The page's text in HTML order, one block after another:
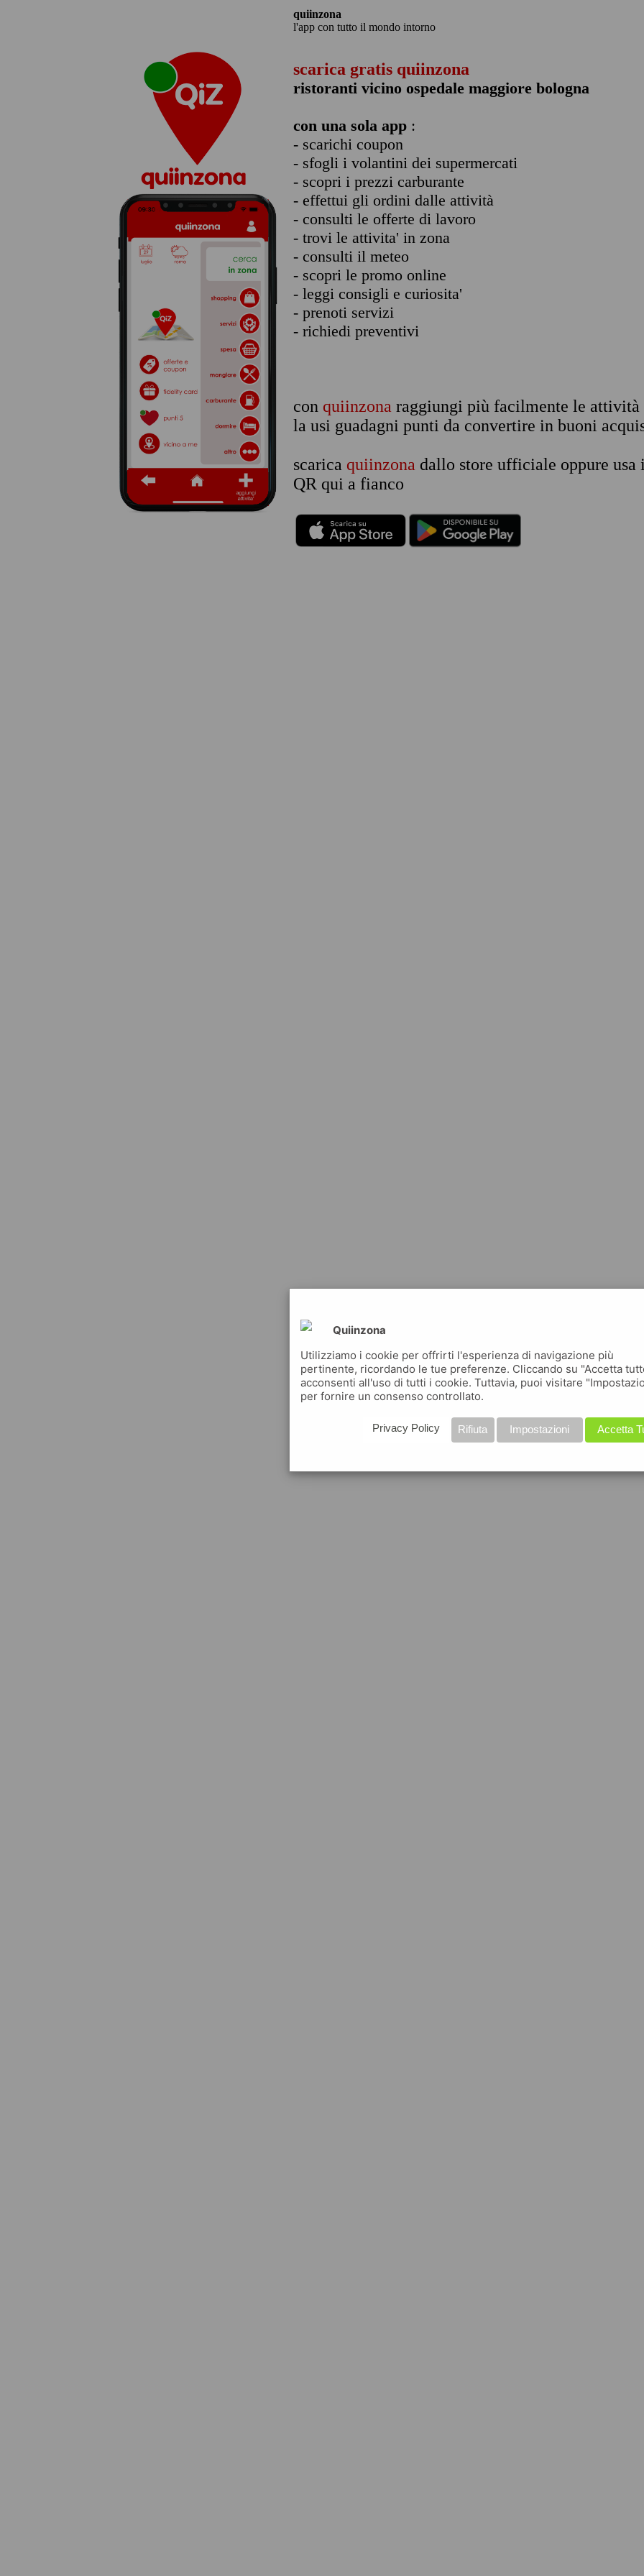
quiinzona
l'app con tutto il mondo intorno
scarica gratis quiinzona
ristoranti vicino ospedale maggiore bologna
con una sola app :
- scarichi coupon
- sfogli i volantini dei supermercati
- scopri i prezzi carburante
- effettui gli ordini dalle attività
- consulti le offerte di lavoro
- trovi le attivita' in zona
- consulti il meteo
- scopri le promo online
- leggi consigli e curiosita'
- prenoti servizi
- richiedi preventivi
con quiinzona raggiungi più facilmente le attività
la usi guadagni punti da convertire in buoni
scarica quiinzona dallo store ufficiale oppure usa
QR qui a fianco
Quiinzona
Utilizziamo i cookie per offrirti l'esperienza di navigazione più
pertinente, ricordando le tue preferenze. Cliccando su "Accetta
acconsenti all'uso di tutti i cookie. Tuttavia, puoi visitare
per fornire un consenso controllato.
Accetta
Impostazioni
Rifiuta
Privacy Policy